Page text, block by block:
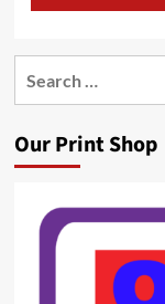
Our Print Shop